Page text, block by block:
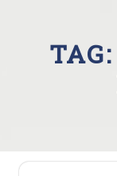
TAG: